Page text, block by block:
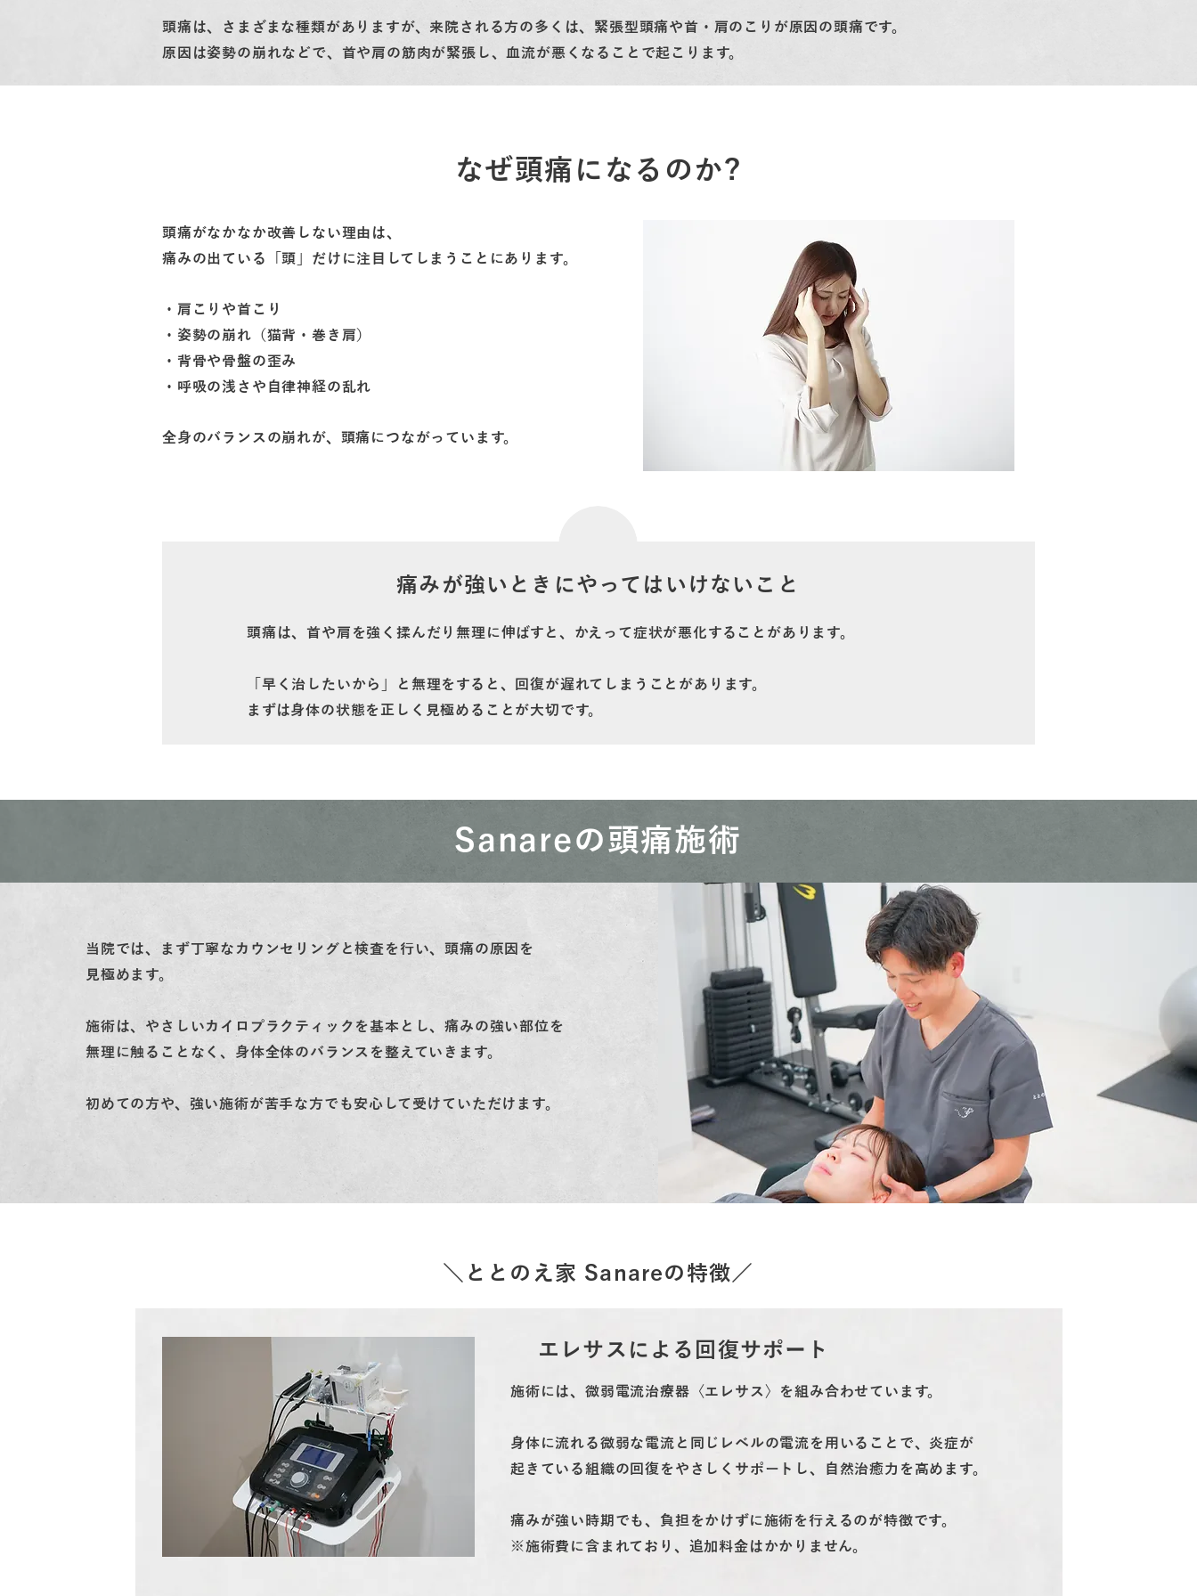
頭痛は、さまざまな種類がありますが、来院される方の多くは、緊張型頭痛や首・肩のこりが原因の頭痛です。
原因は姿勢の崩れなどで、首や肩の筋肉が緊張し、血流が悪くなることで起こります。
なぜ頭痛になるのか?
頭痛がなかなか改善しない理由は、
痛みの出ている「頭」だけに注目してしまうことにあります。
・肩こりや首こり
・姿勢の崩れ（猫背・巻き肩）
・背骨や骨盤の歪み
・呼吸の浅さや自律神経の乱れ
全身のバランスの崩れが、頭痛につながっています。
痛みが強いときにやってはいけないこと
頭痛は、首や肩を強く揉んだり無理に伸ばすと、かえって症状が悪化することがあります。
「早く治したいから」と無理をすると、回復が遅れてしまうことがあります。
まずは身体の状態を正しく見極めることが大切です。
Sanareの頭痛施術
当院では、まず丁寧なカウンセリングと検査を行い、頭痛の原因を
見極めます。
施術は、やさしいカイロプラクティックを基本とし、痛みの強い部位を
無理に触ることなく、身体全体のバランスを整えていきます。
初めての方や、強い施術が苦手な方でも安心して受けていただけます。
＼ととのえ家 Sanareの特徴／
エレサスによる回復サポート
施術には、微弱電流治療器〈エレサス〉を組み合わせています。
身体に流れる微弱な電流と同じレベルの電流を用いることで、炎症が
起きている組織の回復をやさしくサポートし、自然治癒力を高めます。
痛みが強い時期でも、負担をかけずに施術を行えるのが特徴です。
※施術費に含まれており、追加料金はかかりません。